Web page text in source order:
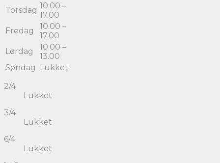
Torsdag 10.00 –
17.00
Fredag
10.00 –
17.00
Lørdag
10.00 –
13.00
Søndag
Lukket
2/4
Lukket
3/4
Lukket
6/4
Lukket